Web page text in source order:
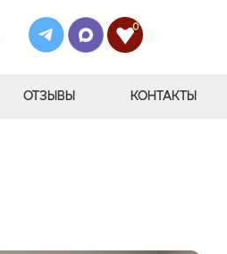
0
ОТЗЫВЫ КОНТАКТЫ